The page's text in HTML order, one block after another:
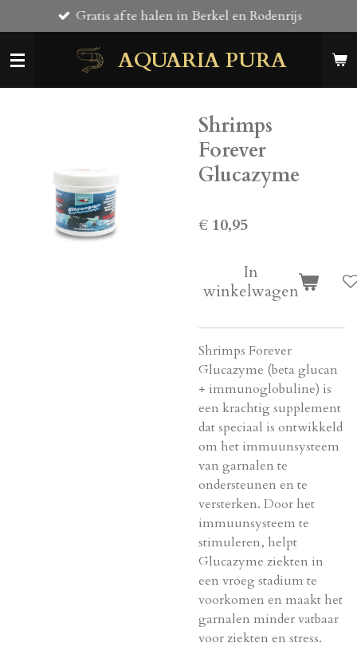
direct
naar
AQUARIA PURA
Gratis af te halen in Berkel en Rodenrijs
Shrimps
Forever
Glucazyme
€ 10,95
In
winkelwagen
Shrimps Forever
Glucazyme (beta glucan
+ immunoglobuline) is
een krachtig supplement
dat speciaal is ontwikkeld
om het immuunsysteem
van garnalen te
ondersteunen en te
versterken. Door het
immuunsysteem te
stimuleren, helpt
Glucazyme ziekten in
een vroeg stadium te
voorkomen en maakt het
garnalen minder vatbaar
voor ziekten en stress.